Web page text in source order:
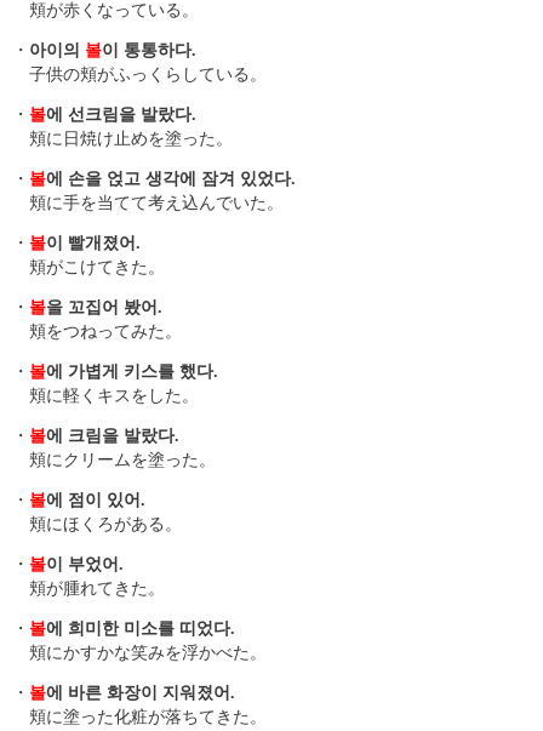
頬が赤くなっている。
・ 아이의 볼이 통통하다.
子供の頬がふっくらしている。
・ 볼에 선크림을 발랐다.
頬に日焼け止めを塗った。
・ 볼에 손을 얹고 생각에 잠겨 있었다.
頬に手を当てて考え込んでいた。
・ 볼이 빨개졌어.
頬がこけてきた。
・ 볼을 꼬집어 봤어.
頬をつねってみた。
・ 볼에 가볍게 키스를 했다.
頬に軽くキスをした。
・ 볼에 크림을 발랐다.
頬にクリームを塗った。
・ 볼에 점이 있어.
頬にほくろがある。
・ 볼이 부었어.
頬が腫れてきた。
・ 볼에 희미한 미소를 띠었다.
頬にかすかな笑みを浮かべた。
・ 볼에 바른 화장이 지워졌어.
頬に塗った化粧が落ちてきた。